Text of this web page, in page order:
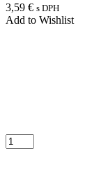
3,59 € s DPH
Add to Wishlist